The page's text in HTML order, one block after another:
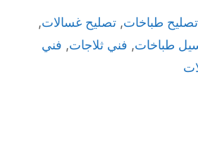
تصليح طباخات, تصليح غسالات,
طباخات, فني ثلاجات, فني